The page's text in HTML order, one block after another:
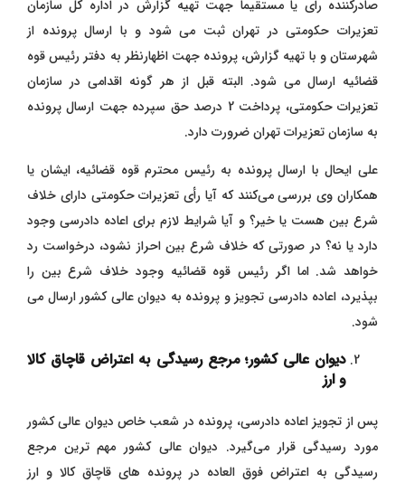
صادرکننده رای یا مستقیما جهت تهیه گزارش در اداره کل سازمان
تعزیرات حکومتی در تهران ثبت می شود و با ارسال پرونده از
شهرستان و با تهیه گزارش، پرونده جهت اظهارنظر به دفتر رئیس قوه
قضائیه ارسال می ‌شود. البته قبل از هر گونه اقدامی در سازمان
تعزیرات حکومتی، پرداخت 2 درصد حق سپرده جهت ارسال پرونده
به سازمان تعزیرات تهران ضرورت دارد.
علی ایحال با ارسال پرونده به رئیس محترم قوه قضائیه، ایشان یا
همکاران وی بررسی می‌کنند که آیا رأی تعزیرات حکومتی دارای خلاف
شرع بین هست یا خیر؟ و آیا شرایط لازم برای اعاده دادرسی وجود
دارد یا نه؟ در صورتی که خلاف شرع بین احراز نشود، درخواست رد
خواهد شد. اما اگر رئیس قوه قضائیه وجود خلاف شرع بین را
بپذیرد، اعاده دادرسی تجویز و پرونده به دیوان عالی کشور ارسال می
‌شود.
دیوان عالی کشور؛ مرجع رسیدگی به اعتراض قاچاق کالا
و ارز
پس از تجویز اعاده دادرسی، پرونده در شعب خاص دیوان عالی کشور
مورد رسیدگی قرار می‌گیرد. دیوان عالی کشور مهم‌ ترین مرجع
رسیدگی به اعتراض فوق ‌العاده در پرونده‌ های قاچاق کالا و ارز